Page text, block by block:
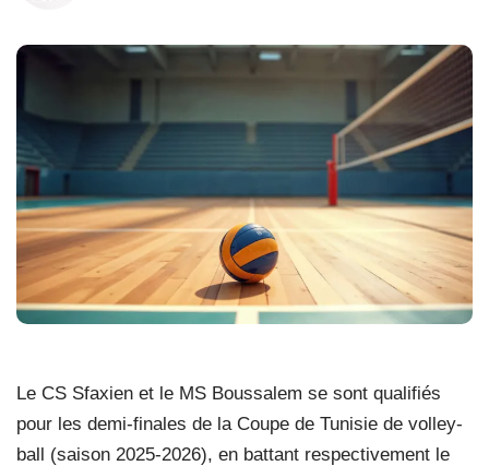
Le CS Sfaxien et le MS Boussalem se sont qualifiés
pour les demi-finales de la Coupe de Tunisie de volley-
ball (saison 2025-2026), en battant respectivement le